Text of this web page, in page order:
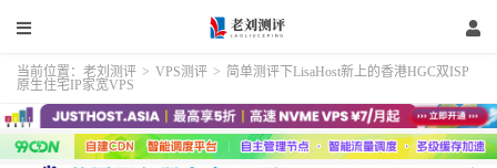
当前位置： 老刘测评 > VPS测评 > 简单测评下LisaHost新上的香港HGC双ISP
原生住宅IP家宽VPS